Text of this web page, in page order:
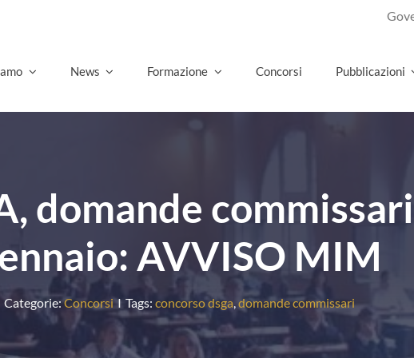
News Formazione Concorsi Pubblicazioni
domande
AVVISO MIM
Categorie:Concorsi I Tags: concorso dsga domande commissari